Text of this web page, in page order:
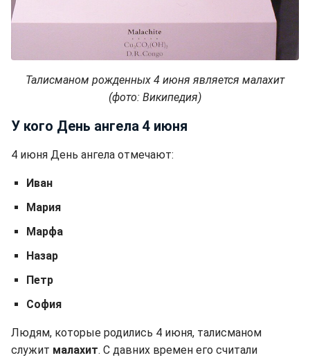
Талисманом рожденных 4 июня является малахит
(фото: Википедия)
У кого День ангела 4 июня
4 июня День ангела отмечают:
Иван
Мария
Марфа
Назар
Петр
София
Людям, которые родились 4 июня, талисманом
служит малахит. С давних времен его считали